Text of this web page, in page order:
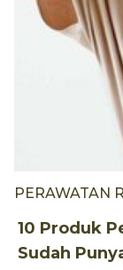
PERAWATAN
10 Produk
Sudah